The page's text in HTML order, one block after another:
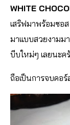
WHITE
เสริฟมาพร้อมซอ
มาแบบสวยงามมา
บีบใหม่ๆ เลยนะค
ถือเป็นการจบคอ